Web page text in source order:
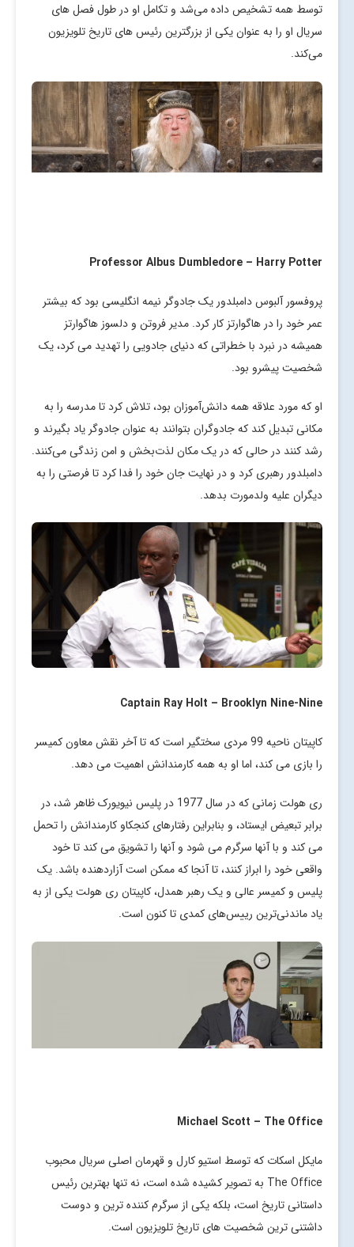
توسط همه تشخیص داده می‌شد و تکامل او در طول فصل های
سریال او را به عنوان یکی از بزرگترین رئیس های تاریخ تلویزیون
می‌کند.
Professor Albus Dumbledore – Harry Potter
پروفسور آلبوس دامبلدور یک جادوگر نیمه انگلیسی بود که بیشتر
عمر خود را در هاگوارتز کار کرد. مدیر فروتن و دلسوز هاگوارتز
همیشه در نبرد با خطراتی که دنیای جادویی را تهدید می کرد، یک
شخصیت پیشرو بود.
او که مورد علاقه همه دانش‌آموزان بود، تلاش کرد تا مدرسه را به
مکانی تبدیل کند که جادوگران بتوانند به عنوان جادوگر یاد بگیرند و
رشد کنند در حالی که در یک مکان لذت‌بخش و امن زندگی می‌کنند.
دامبلدور رهبری کرد و در نهایت جان خود را فدا کرد تا فرصتی را به
دیگران علیه ولدمورت بدهد.
Captain Ray Holt – Brooklyn Nine-Nine
کاپیتان ناحیه 99 مردی سختگیر است که تا آخر نقش معاون کمیسر
را بازی می کند، اما او به همه کارمندانش اهمیت می دهد.
ری هولت زمانی که در سال 1977 در پلیس نیویورک ظاهر شد، در
برابر تبعیض ایستاد، و بنابراین رفتارهای کنجکاو کارمندانش را تحمل
می کند و با آنها سرگرم می شود و آنها را تشویق می کند تا خود
واقعی خود را ابراز کنند، تا آنجا که ممکن است آزاردهنده باشد. یک
پلیس و کمیسر عالی و یک رهبر همدل، کاپیتان ری هولت یکی از به
یاد ماندنی‌ترین رییس‌های کمدی تا کنون است.
Michael Scott – The Office
مایکل اسکات که توسط استیو کارل و قهرمان اصلی سریال محبوب
The Office به تصویر کشیده شده است، نه تنها بهترین رئیس
داستانی تاریخ است، بلکه یکی از سرگرم کننده ترین و دوست
داشتنی ترین شخصیت های تاریخ تلویزیون است.